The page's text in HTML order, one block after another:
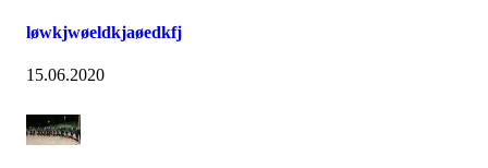
løwkjwøeldkjaøedkfj
15.06.2020